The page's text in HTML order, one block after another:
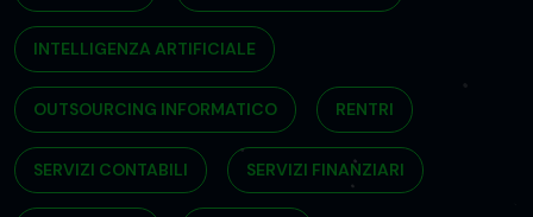
INTELLIGENZA ARTIFICIALE
OUTSOURCING INFORMATICO RENTRI
SERVIZI CONTABILI SERVIZI FINANZIARI